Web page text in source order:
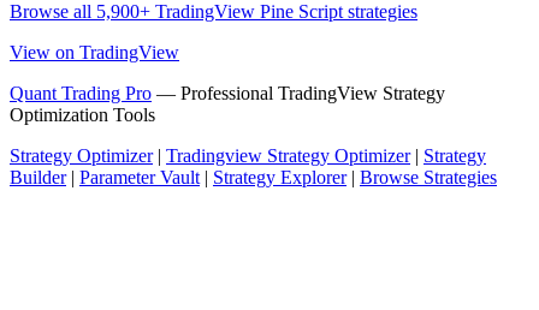
Browse all 5,900+ TradingView Pine Script strategies
View on TradingView
Quant Trading Pro — Professional TradingView Strategy
Optimization Tools
Strategy Optimizer| Tradingview Strategy Optimizer| Strategy
Builder| Parameter Vault| Strategy Explorer| Browse Strategies